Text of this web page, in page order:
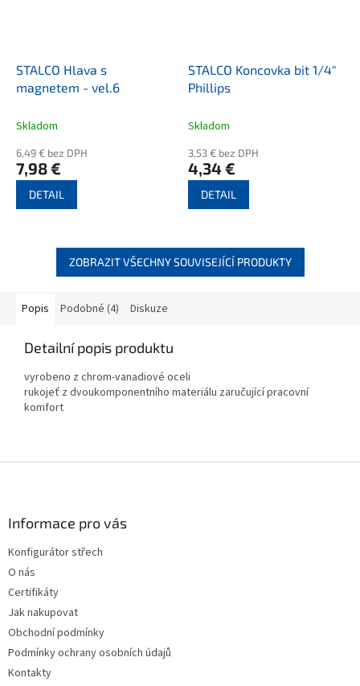
STALCO Hlava s
magnetem - vel.6
Skladom
6,49 € bez DPH
7,98 €
DETAIL
STALCO Koncovka bit 1/4"
Phillips
Skladom
3,53 € bez DPH
4,34 €
DETAIL
ZOBRAZIT VŠECHNY SOUVISEJÍCÍ PRODUKTY
Popis Podobné (4) Diskuze
Detailní popis produktu
vyrobeno z chrom-vanadiové oceli
rukojeť z dvoukomponentního materiálu zaručující pracovní
komfort
Informace pro vás
Konfigurátor střech
O nás
Certifikáty
Jak nakupovat
Obchodní podmínky
Podmínky ochrany osobních údajů
Kontakty